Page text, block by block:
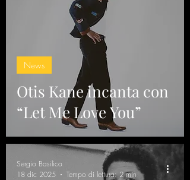
Otis Kane incanta con
“Let Me Love You”
News
Sergio Basilico
18 dic 2025
Tempo di lettura: 2 min